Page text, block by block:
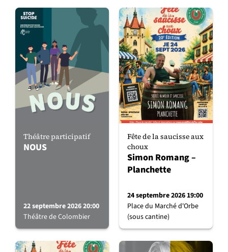
Théâtre participatif
NOUS
22 septembre 2026 20:00
Théâtre de Colombier
Fête de la saucisse aux
choux
Simon Romang –
Planchette
24 septembre 2026 19:00
Place du Marché d'Orbe
(sous cantine)